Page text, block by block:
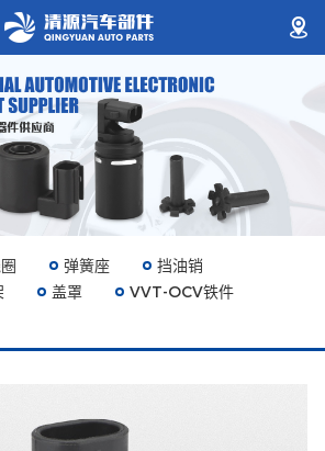
弹簧座
挡油销
盖罩
VVT-OCV铁件